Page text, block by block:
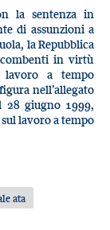
la sentenza in
di assunzioni a
la Repubblica
in virtù
lavoro a tempo
nell’allegato
28 giugno 1999,
sul lavoro a tempo
ata